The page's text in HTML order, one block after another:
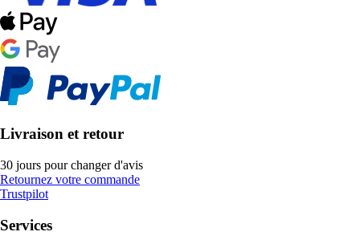
Livraison et retour
30 jours pour changer d'avis
Retournez votre commande
Trustpilot
Services